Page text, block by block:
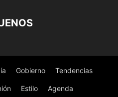
Gobierno Tendencias
Estilo Agenda